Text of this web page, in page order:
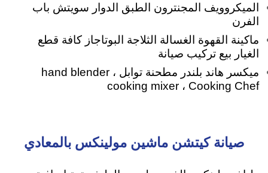
الميكروويف المجنترون الطبق الدوار سويتش باب
الفرن
ماكينة القهوة الغسالة الثلاجة البوتاجاز كافة قطع
الغيار بيع تركيب صيانة
ميكسر هاند بلندر مطحنة توابل hand blender ،
cooking mixer ، Cooking Chef
صيانة كيتشن ماشين مولينكس بالمعادي